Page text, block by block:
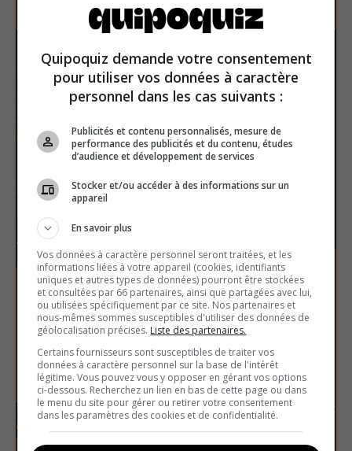
Witch hunts
Quipoquiz demande votre consentement
pour utiliser vos données à caractère
personnel dans les cas suivants :
Publicités et contenu personnalisés, mesure de
performance des publicités et du contenu, études
d’audience et développement de services
Stocker et/ou accéder à des informations sur un
appareil
En savoir plus
Vos données à caractère personnel seront traitées, et les
informations liées à votre appareil (cookies, identifiants
uniques et autres types de données) pourront être stockées
et consultées par 66 partenaires, ainsi que partagées avec lui,
ou utilisées spécifiquement par ce site. Nos partenaires et
nous-mêmes sommes susceptibles d'utiliser des données de
géolocalisation précises. Liste des partenaires.
Certains fournisseurs sont susceptibles de traiter vos
données à caractère personnel sur la base de l'intérêt
légitime. Vous pouvez vous y opposer en gérant vos options
ci-dessous. Recherchez un lien en bas de cette page ou dans
le menu du site pour gérer ou retirer votre consentement
dans les paramètres des cookies et de confidentialité.